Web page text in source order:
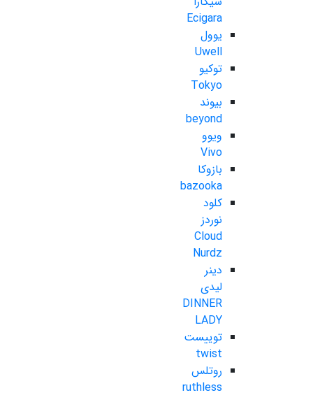
Ecigara
یوول
Uwell
توکیو
Tokyo
بیوند
beyond
ویوو
Vivo
بازوکا
bazooka
کلود
نوردز
Cloud
Nurdz
دینر
لیدی
DINNER
LADY
توییست
twist
روتلس
ruthless